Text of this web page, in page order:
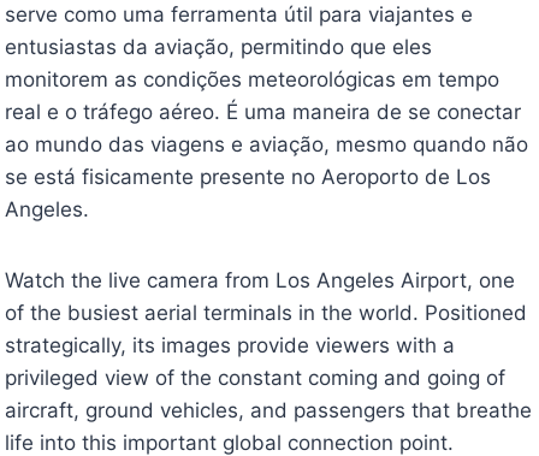
serve como uma ferramenta útil para viajantes e
entusiastas da aviação, permitindo que eles
monitorem as condições meteorológicas em tempo
real e o tráfego aéreo. É uma maneira de se conectar
ao mundo das viagens e aviação, mesmo quando não
se está fisicamente presente no Aeroporto de Los
Angeles.
Watch the live camera from Los Angeles Airport, one
of the busiest aerial terminals in the world. Positioned
strategically, its images provide viewers with a
privileged view of the constant coming and going of
aircraft, ground vehicles, and passengers that breathe
life into this important global connection point.